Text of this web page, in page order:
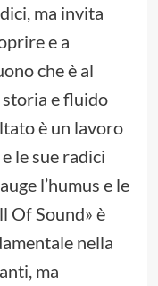
ma invita
e a
che è al
e fluido
è un lavoro
le sue radici
l’humus e le
Of Sound» è
nella
ma